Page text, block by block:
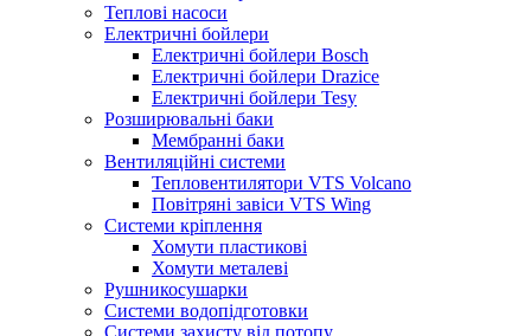
Теплові насоси
Електричні бойлери
Електричні бойлери Bosch
Електричні бойлери Drazice
Електричні бойлери Tesy
Розширювальні баки
Мембранні баки
Вентиляційні системи
Тепловентилятори VTS Volcano
Повітряні завіси VTS Wing
Системи кріплення
Хомути пластикові
Хомути металеві
Рушникосушарки
Системи водопідготовки
Системи захисту від потопу